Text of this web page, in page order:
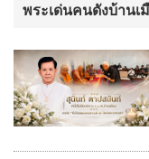
พระเด่นคนดังบ้าน